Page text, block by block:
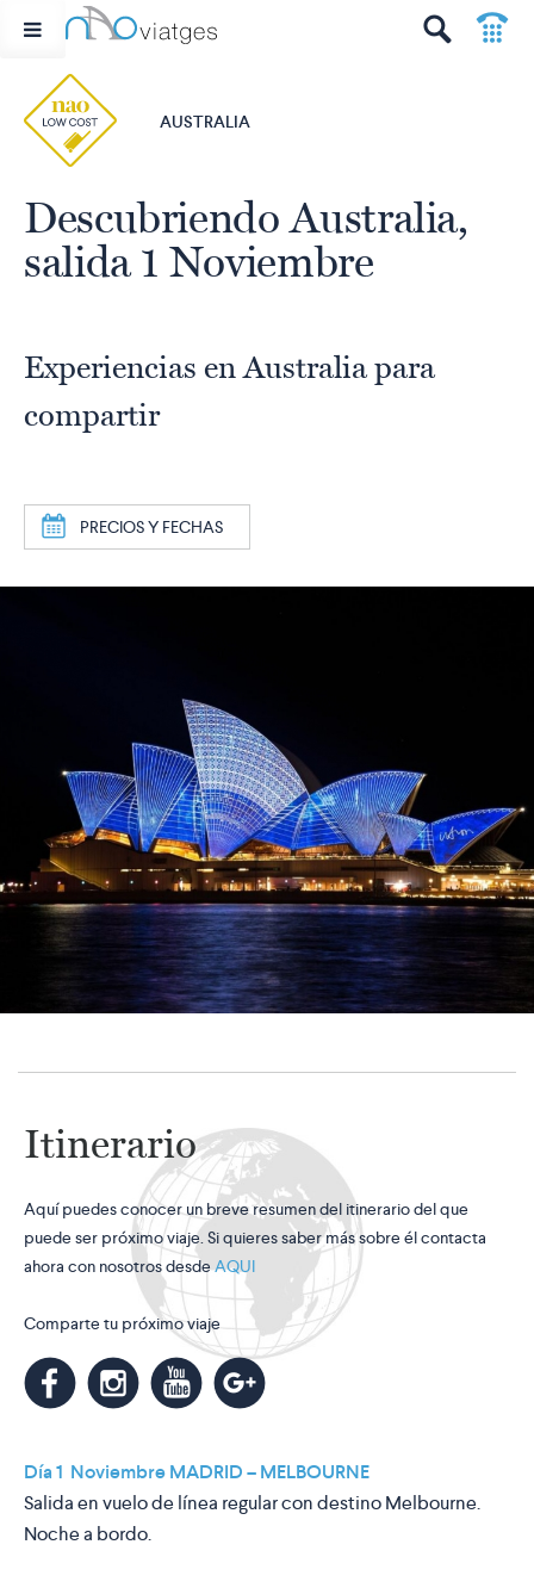
AUSTRALIA
Descubriendo Australia,
salida 1 Noviembre
Experiencias en Australia para
compartir
a PRECIOS Y FECHAS
Itinerario
Aquí puedes conocer un breve resumen del itinerario del que
puede ser próximo viaje. Si quieres saber más sobre él contacta
ahora con nosotros desdeAQUI
Comparte tu próximo viaje
mknl
Día 1 Noviembre MADRID – MELBOURNE
Salida en vuelo de línea regular con destino Melbourne.
Noche a bordo.
t
p